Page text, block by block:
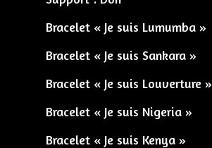
Bracelet « Je suis Lumumba »
Bracelet « Je suis Sankara »
Bracelet « Je suis Louverture »
Bracelet « Je suis Nigeria »
Bracelet « Je suis Kenya »